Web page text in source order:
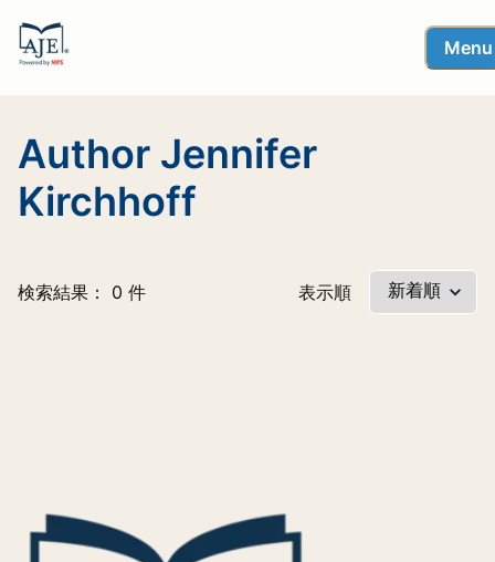
Menu
Author Jennifer
Kirchhoff
検索結果： 0 件 表示順